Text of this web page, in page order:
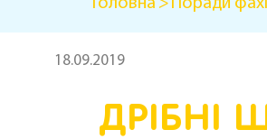
Головна Поради
18.09.2019
ДРІБНІ